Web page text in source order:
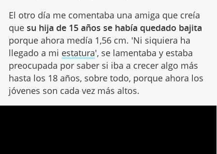
El otro día me comentaba una amiga que creía
que su hija de 15 años se había quedado bajita
porque ahora medía 1,56 cm. 'Ni siquiera ha
llegado a mi estatura', se lamentaba y estaba
preocupada por saber si iba a crecer algo más
hasta los 18 años, sobre todo, porque ahora los
jóvenes son cada vez más altos.